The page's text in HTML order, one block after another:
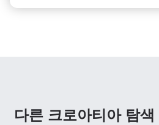
다른 크로아티아 탐색